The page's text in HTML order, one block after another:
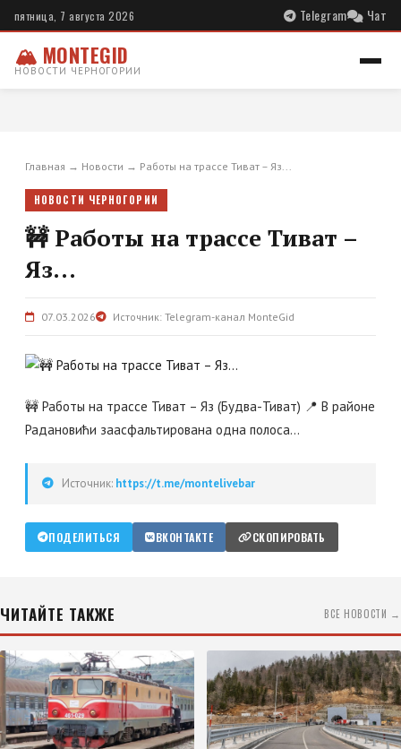
пятница, 7 августа 2026 Telegram Чат
🏔 MONTEGID
НОВОСТИ ЧЕРНОГОРИИ
Главная → Новости → Работы на трассе Тиват – Яз...
НОВОСТИ ЧЕРНОГОРИИ
🚧 Работы на трассе Тиват –
Яз...
07.03.2026 Источник: Telegram-канал MonteGid
🚧 Работы на трассе Тиват – Яз (Будва-Тиват) 📍 В районе
Радановићи заасфальтирована одна полоса...
Источник: https://t.me/montelivebar
ПОДЕЛИТЬСЯ ВКОНТАКТЕ СКОПИРОВАТЬ
ЧИТАЙТЕ ТАКЖЕ ВСЕ НОВОСТИ →